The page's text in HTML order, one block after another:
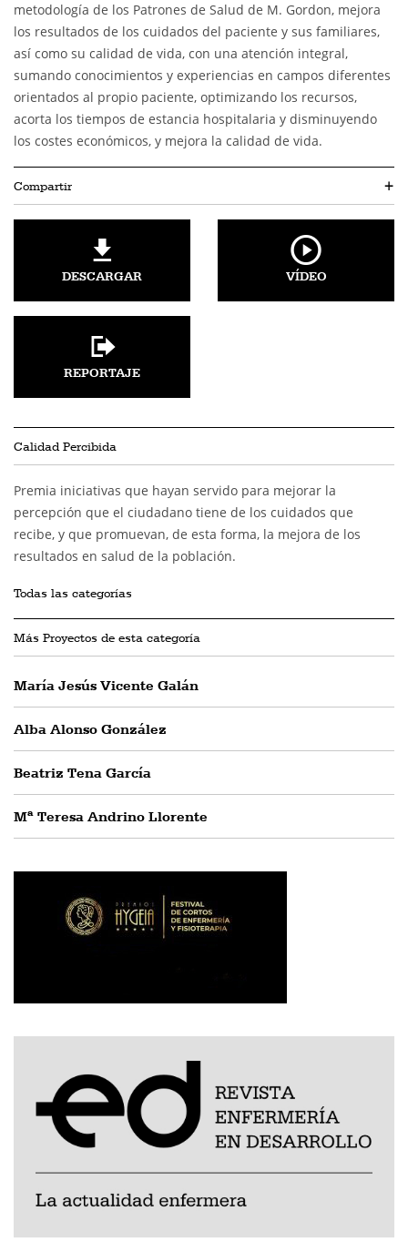
metodología de los Patrones de Salud de M. Gordon, mejora
los resultados de los cuidados del paciente y sus familiares,
así como su calidad de vida, con una atención integral,
sumando conocimientos y experiencias en campos diferentes
orientados al propio paciente, optimizando los recursos,
acorta los tiempos de estancia hospitalaria y disminuyendo
los costes económicos, y mejora la calidad de vida.
Compartir +
DESCARGAR VÍDEO
REPORTAJE
Calidad Percibida
Premia iniciativas que hayan servido para mejorar la
percepción que el ciudadano tiene de los cuidados que
recibe, y que promuevan, de esta forma, la mejora de los
resultados en salud de la población.
Todas las categorías
Más Proyectos de esta categoría
María Jesús Vicente Galán
Alba Alonso González
Beatriz Tena García
Mª Teresa Andrino Llorente